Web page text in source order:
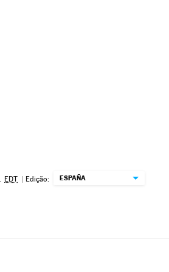
EDT | Edição: ESPAÑA